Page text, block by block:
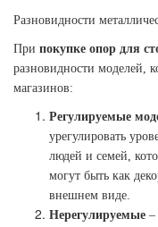
Разновидности
При покупке опор для
разновидности моделей,
магазинов:
Регулируемые
урегулировать
людей и семей,
могут быть как
внешнем виде.
Нерегулируемые –